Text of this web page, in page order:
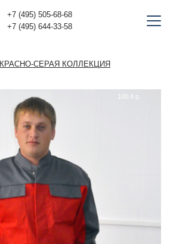
+7 (495) 505-68-68
+7 (495) 644-33-58
КРАСНО-СЕРАЯ КОЛЛЕКЦИЯ
100.4 р.